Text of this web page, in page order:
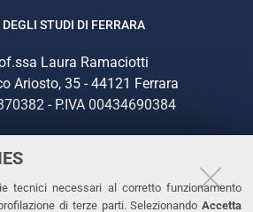
tecnici necessari al corretto funzionamento
di terze parti. Selezionando Accetta
STUDI DI FERRARA
Laura Ramaciotti
Ariosto, 35 - 44121 Ferrara
- P.IVA 00434690384
293111